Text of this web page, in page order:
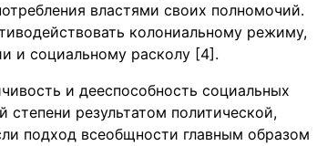
властями своих полномочий.
колониальному режиму,
и социальному расколу [4].
и дееспособность социальных
результатом политической,
подход всеобщности главным образом